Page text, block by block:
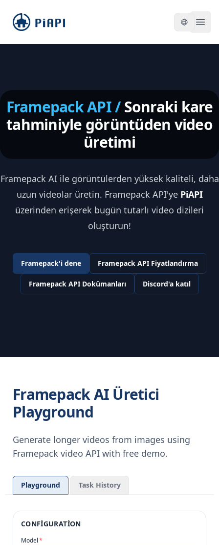
piapi
Framepack API / Sonraki kare
tahminiyle görüntüden video
üretimi
Framepack AI ile görüntülerden yüksek kaliteli, daha
uzun videolar üretin. Framepack API'ye PiAPI
üzerinden erişerek bugün tutarlı video dizileri
oluşturun!
Framepack'i dene Framepack API Fiyatlandırma
Framepack API Dokümanları Discord'a katıl
Framepack AI Üretici
Playground
Generate longer videos from images using
Framepack video API with free demo.
Playground Task History
CONFIGURATION
Model*